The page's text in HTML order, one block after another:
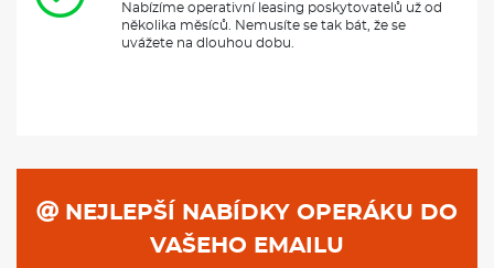
Nabízíme operativní leasing poskytovatelů už od
několika měsíců. Nemusíte se tak bát, že se
uvážete na dlouhou dobu.
NEJLEPŠÍ NABÍDKY OPERÁKU DO
VAŠEHO EMAILU